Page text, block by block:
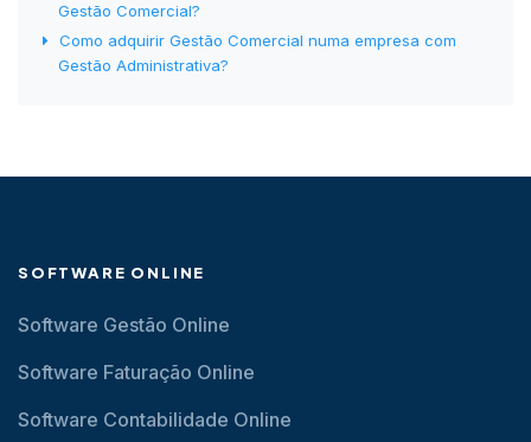
Gestão Comercial?
Como adquirir Gestão Comercial numa empresa com
Gestão Administrativa?
SOFTWARE ONLINE
Software Gestão Online
Software Faturação Online
Software Contabilidade Online